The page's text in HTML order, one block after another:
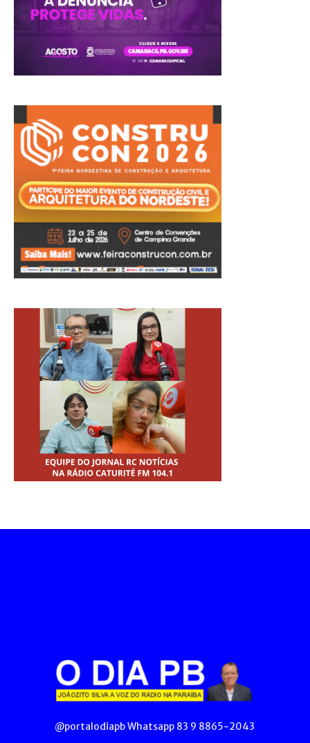
@portalodiapb Whatsapp 83 9 8865-2043